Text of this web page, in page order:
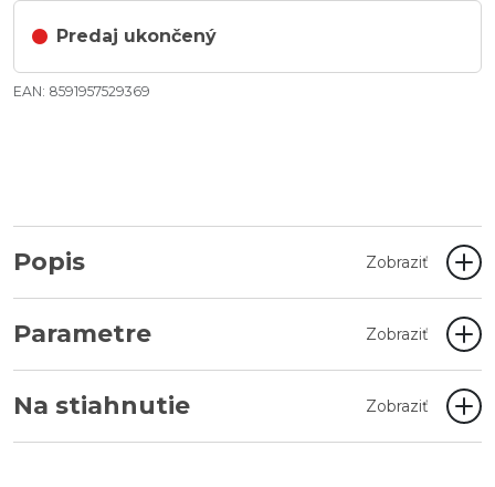
Predaj ukončený
EAN: 8591957529369
Popis Zobraziť
Parametre Zobraziť
Na stiahnutie Zobraziť